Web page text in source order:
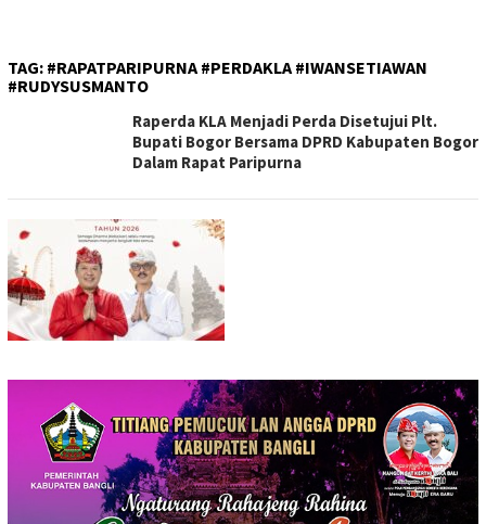
TAG: #RAPATPARIPURNA #PERDAKLA #IWANSETIAWAN
#RUDYSUSMANTO
Raperda KLA Menjadi Perda Disetujui Plt.
Bupati Bogor Bersama DPRD Kabupaten Bogor
Dalam Rapat Paripurna